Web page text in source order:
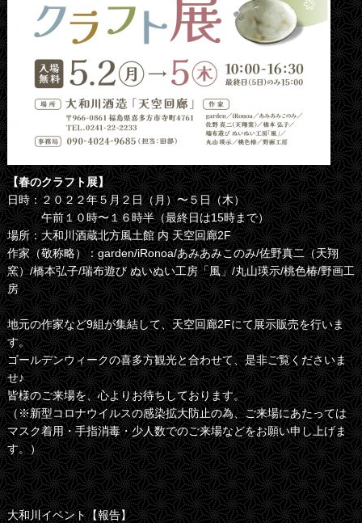
【春のクラフト展】
日時：２０２２年５月２日（月）〜５日（木）
午前１０時〜１６時半（最終日は15時まで）
場所：大和川酒蔵北方風土館 内 天空回廊2F
作家（敬称略）：garden/iRonoa/あみあみこのみ/佐野真二（天翔
窯）/橋本弘子/瑞布遊び ぬいぬい工房「風」/丸山瑛示/桃色椿/野画工
房
地元の作家など9組が集結して、天空回廊2Fにて展示販売を行いま
す。
ゴールデンウィークの喜多方観光と合わせて、是非ご覧くださいま
せ♪
皆様のご来場を、心よりお待ちしております。
（※新型コロナウイルスの感染拡大防止の為、ご来場にあたっては
マスク着用・手指消毒・少人数でのご来場などをお願い申し上げま
す。）
大和川イベント【報告】